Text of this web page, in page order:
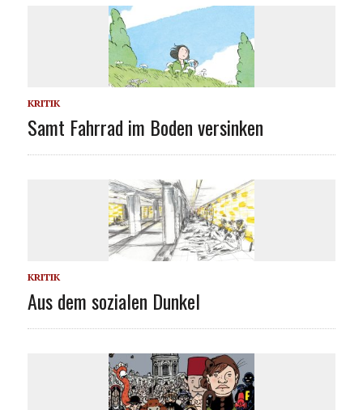
KRITIK
Samt Fahrrad im Boden versinken
KRITIK
Aus dem sozialen Dunkel